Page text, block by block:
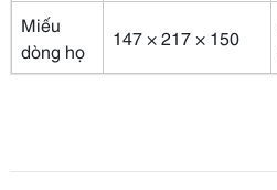
Miếu
dòng họ
147 × 217 × 150